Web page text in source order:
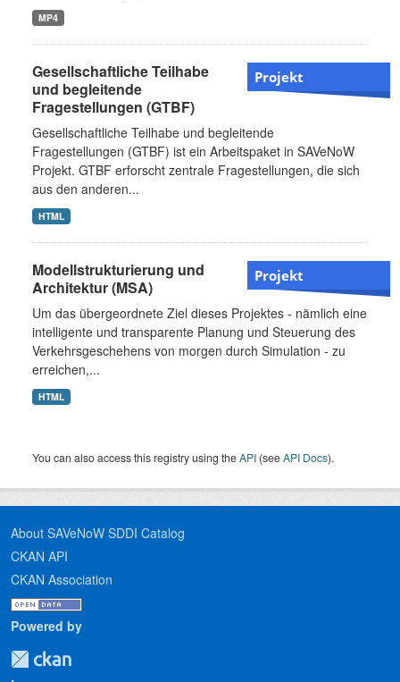
MP4
Projekt
Gesellschaftliche Teilhabe
und begleitende
Fragestellungen (GTBF)
Gesellschaftliche Teilhabe und begleitende
Fragestellungen (GTBF) ist ein Arbeitspaket in SAVeNoW
Projekt. GTBF erforscht zentrale Fragestellungen, die sich
aus den anderen...
HTML
Projekt
Modellstrukturierung und
Architektur (MSA)
Um das übergeordnete Ziel dieses Projektes - nämlich eine
intelligente und transparente Planung und Steuerung des
Verkehrsgeschehens von morgen durch Simulation - zu
erreichen,...
HTML
You can also access this registry using theAPI (seeAPI Docs).
About SAVeNoW SDDI Catalog
CKAN API
CKAN Association
Powered by